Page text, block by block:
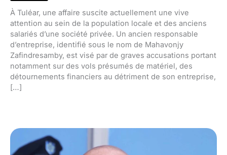
À Tuléar, une affaire suscite actuellement une vive
attention au sein de la population locale et des anciens
salariés d’une société privée. Un ancien responsable
d’entreprise, identifié sous le nom de Mahavonjy
Zafindresamby, est visé par de graves accusations portant
notamment sur des vols présumés de matériel, des
détournements financiers au détriment de son entreprise,
[…]